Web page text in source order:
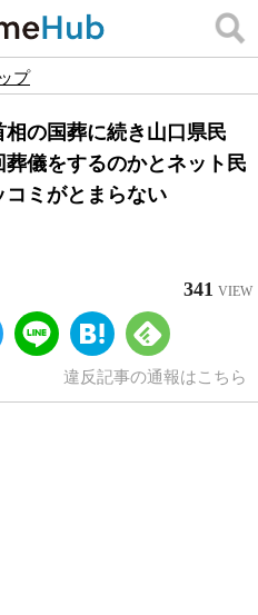
プ
の国葬に続き山口県民
儀をするのかとネット民
コミがとまらない
341 VIEW
違反記事の通報はこちら